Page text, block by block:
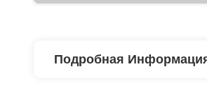
Подробная